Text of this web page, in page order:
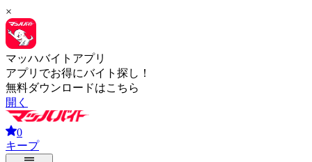
×
マッハバイトアプリ
アプリでお得にバイト探し！
無料ダウンロードはこちら
開く
0
キープ